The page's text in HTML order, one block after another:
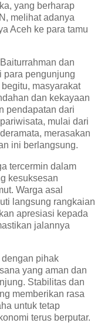
yang berharap
melihat adanya
Aceh ke para tamu
dan
para pengunjung
masyarakat
dan kekayaan
pendapatan dari
mulai dari
merasakan
ini berlangsung.
tercermin dalam
kesuksesan
Warga asal
langsung rangkaian
apresiasi kepada
jalannya
pihak
yang aman dan
Stabilitas dan
memberikan rasa
untuk tetap
terus berputar.